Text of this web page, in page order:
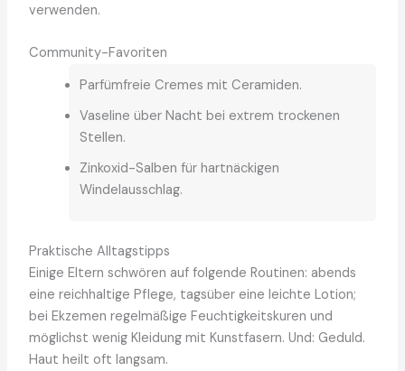
verwenden.
Community-Favoriten
Parfümfreie Cremes mit Ceramiden.
Vaseline über Nacht bei extrem trockenen
Stellen.
Zinkoxid-Salben für hartnäckigen
Windelausschlag.
Praktische Alltagstipps
Einige Eltern schwören auf folgende Routinen: abends
eine reichhaltige Pflege, tagsüber eine leichte Lotion;
bei Ekzemen regelmäßige Feuchtigkeitskuren und
möglichst wenig Kleidung mit Kunstfasern. Und: Geduld.
Haut heilt oft langsam.